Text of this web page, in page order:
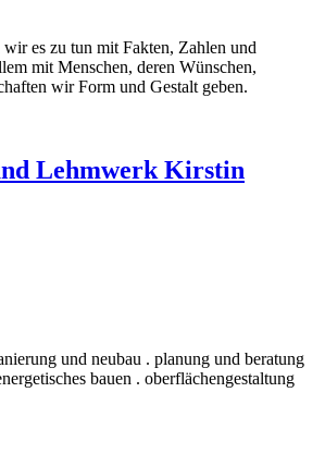
es zu tun mit Fakten, Zahlen und
mit Menschen, deren Wünschen,
wir Form und Gestalt geben.
Lehmwerk Kirstin
und neubau . planung und beratung
bauen . oberflächengestaltung